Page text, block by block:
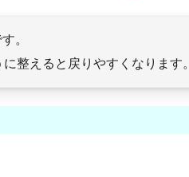
。
整えると戻りやすくなります。